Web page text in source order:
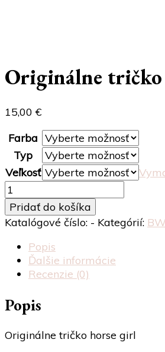
Originálne
15,00 €
Farba
Typ
Veľkosť
množstvo
Originálne
tričko
horse
girl
Pridať do košíka
Katalógové číslo: - Kategórií:
Popis
Ďalšie informácie
Recenzie (0)
Popis
Originálne tričko horse girl